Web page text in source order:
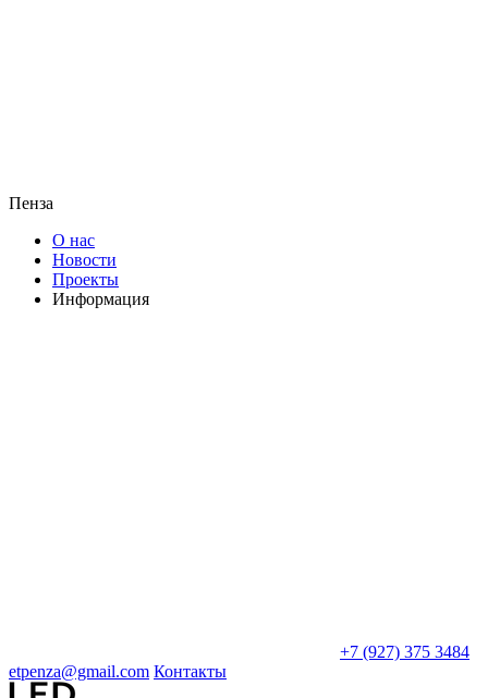
Пенза
О нас
Новости
Проекты
Информация
+7 (927) 375 3484
etpenza@gmail.com Контакты